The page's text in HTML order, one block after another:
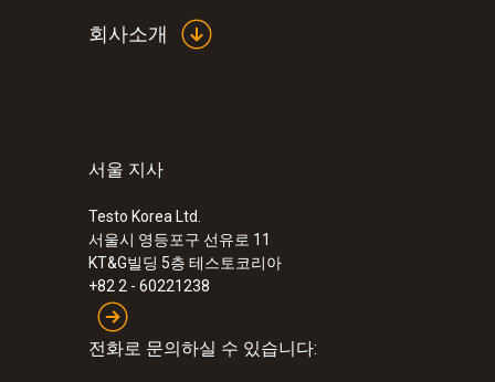
회사소개
서울 지사
Testo Korea Ltd.
서울시 영등포구 선유로 11
KT&G빌딩 5층 테스토코리아
+82 2 - 60221238
전화로 문의하실 수 있습니다: